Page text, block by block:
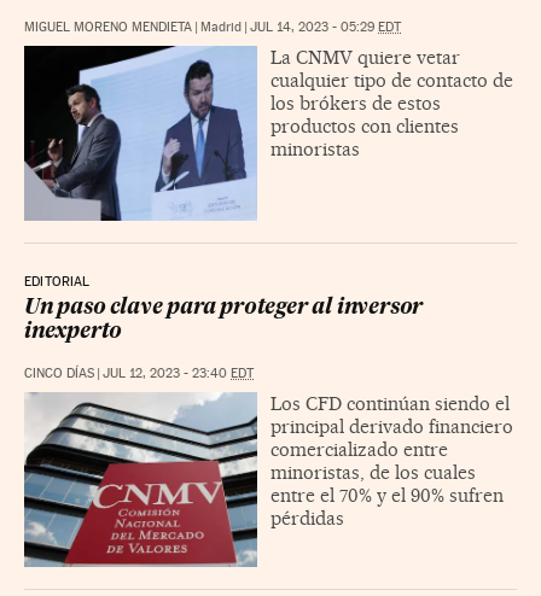
MIGUEL MORENO MENDIETA | Madrid | JUL 14, 2023 - 05:29 EDT
La CNMV quiere vetar
cualquier tipo de contacto de
los brókers de estos
productos con clientes
minoristas
EDITORIAL
Un paso clave para proteger al inversor
inexperto
CINCO DÍAS | JUL 12, 2023 - 23:40 EDT
Los CFD continúan siendo el
principal derivado financiero
comercializado entre
minoristas, de los cuales
entre el 70% y el 90% sufren
pérdidas